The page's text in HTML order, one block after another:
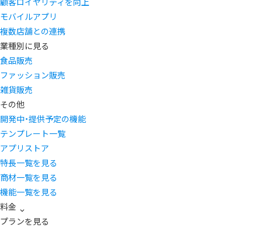
顧客ロイヤリティを向上
モバイルアプリ
複数店舗との連携
業種別に見る
食品販売
ファッション販売
雑貨販売
その他
開発中・提供予定の機能
テンプレート一覧
アプリストア
特長一覧を見る
商材一覧を見る
機能一覧を見る
料金
プランを見る